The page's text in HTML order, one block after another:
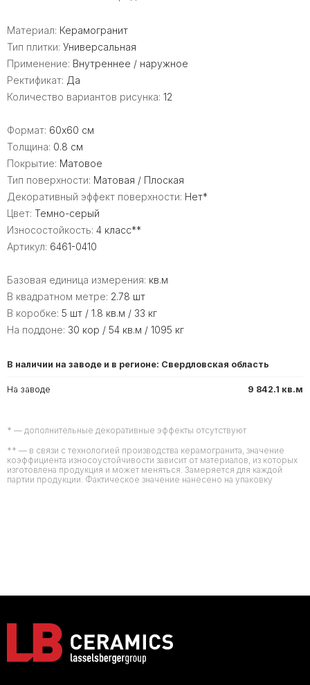
Материал: Керамогранит
Тип плитки: Универсальная
Применение: Внутреннее / наружное
Ректификат: Да
Количество вариантов рисунка: 12
Формат: 60x60 см
Толщина: 0.8 см
Покрытие: Матовое
Тип поверхности: Матовая / Плоская
Декоративный эффект поверхности: Нет*
Цвет: Темно-серый
Износостойкость: 4 класс**
Артикул: 6461-0410
Базовая единица измерения: кв.м
В квадратном метре: 2.78 шт
В коробке: 5 шт / 1.8 кв.м / 33 кг
На поддоне: 30 кор / 54 кв.м / 1095 кг
В наличии на заводе и в регионе: Свердловская область
На заводе 9 842.1 кв.м
* — дополнительные декоративные эффекты отсутствуют
** — в связи с технологией производства керамогранита, значение
коэффициента износоустойчивости зависит от материалов, из которых
изготовлена продукция и может меняться. Замеряется для каждой
партии продукции. Фактическое значение нанесено на упаковку